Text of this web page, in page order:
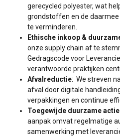
gerecycled polyester, wat
grondstoffen en de
te verminderen.
Ethische inkoop &
onze supply chain af te
Gedragscode voor
verantwoorde praktijken
Afvalreductie: We streven
afval door digitale
verpakkingen en continue
Toegewijde duurzame
aanpak omvat regelmatige
samenwerking met